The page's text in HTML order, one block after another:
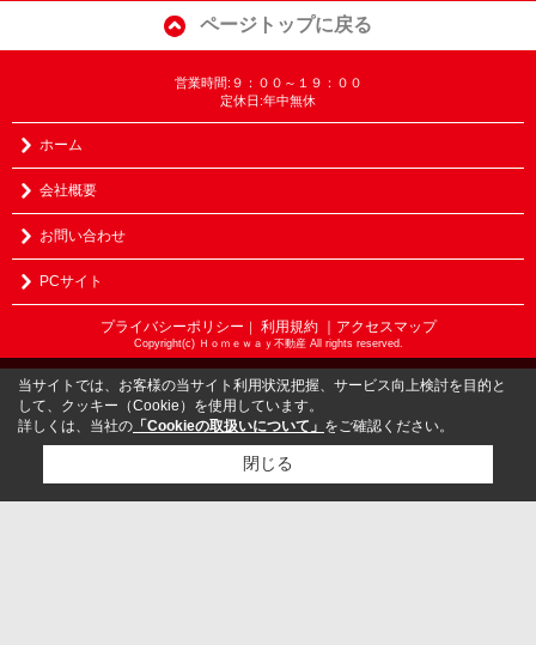
ページトップに戻る
営業時間:９：００～１９：００
定休日:年中無休
ホーム
会社概要
お問い合わせ
PCサイト
プライバシーポリシー ｜ 利用規約 ｜アクセスマップ
Copyright(c) Ｈｏｍｅｗａｙ不動産 All rights reserved.
当サイトでは、お客様の当サイト利用状況把握、サービス向上検討を目的と
して、クッキー（Cookie）を使用しています。
詳しくは、当社の 「Cookieの取扱いについて」 をご確認ください。
閉じる